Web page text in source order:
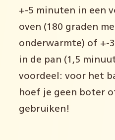
+-5 minuten in een
oven (180 graden
onderwarmte) of +-
in de pan (1,5
voordeel: voor het
hoef je geen boter
gebruiken!